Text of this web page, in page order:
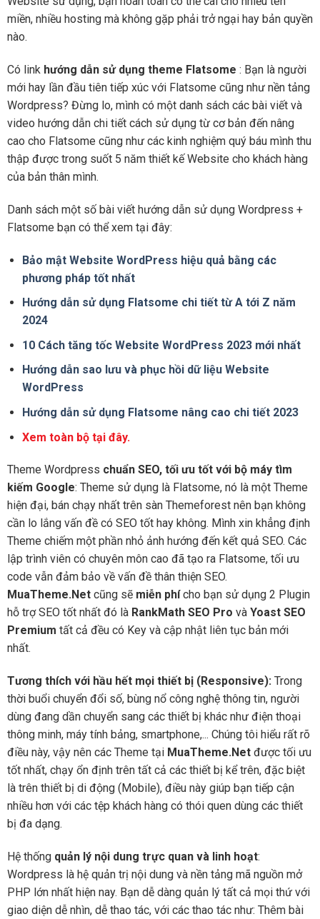
miền, nhiều hosting mà không gặp phải trở ngại hay bản quyền
nào.
Có link hướng dẫn sử dụng theme Flatsome : Bạn là người
mới hay lần đầu tiên tiếp xúc với Flatsome cũng như nền tảng
Wordpress? Đừng lo, mình có một danh sách các bài viết và
video hướng dẫn chi tiết cách sử dụng từ cơ bản đến nâng
cao cho Flatsome cũng như các kinh nghiệm quý báu mình thu
thập được trong suốt 5 năm thiết kế Website cho khách hàng
của bản thân mình.
Danh sách một số bài viết hướng dẫn sử dụng Wordpress +
Flatsome bạn có thể xem tại đây:
Bảo mật Website WordPress hiệu quả bằng các
phương pháp tốt nhất
Hướng dẫn sử dụng Flatsome chi tiết từ A tới Z năm
2024
10 Cách tăng tốc Website WordPress 2023 mới nhất
Hướng dẫn sao lưu và phục hồi dữ liệu Website
WordPress
Hướng dẫn sử dụng Flatsome nâng cao chi tiết 2023
Xem toàn bộ tại đây.
Theme Wordpress chuẩn SEO, tối ưu tốt với bộ máy tìm
kiếm Google: Theme sử dụng là Flatsome, nó là một Theme
hiện đại, bán chạy nhất trên sàn Themeforest nên bạn không
cần lo lắng vấn đề có SEO tốt hay không. Mình xin khẳng định
Theme chiếm một phần nhỏ ảnh hướng đến kết quả SEO. Các
lập trình viên có chuyên môn cao đã tạo ra Flatsome, tối ưu
code vẫn đảm bảo về vấn đề thân thiện SEO.
MuaTheme.Net cũng sẽ miễn phícho bạn sử dụng 2 Plugin
hỗ trợ SEO tốt nhất đó là RankMath SEO Pro và Yoast SEO
Premium tất cả đều có Key và cập nhật liên tục bản mới
nhất.
Tương thích với hầu hết mọi thiết bị (Responsive): Trong
thời buổi chuyển đổi số, bùng nổ công nghệ thông tin, người
dùng đang dần chuyển sang các thiết bị khác như điện thoại
thông minh, máy tính bảng, smartphone,... Chúng tôi hiểu rất rõ
điều này, vậy nên các Theme tại MuaTheme.Net được tối ưu
tốt nhất, chạy ổn định trên tất cả các thiết bị kể trên, đặc biệt
là trên thiết bị di động (Mobile), điều này giúp bạn tiếp cận
nhiều hơn với các tệp khách hàng có thói quen dùng các thiết
bị đa dạng.
Hệ thống quản lý nội dung trực quan và linh hoạt:
Wordpress là hệ quản trị nội dung và nền tảng mã nguồn mở
PHP lớn nhất hiện nay. Bạn dễ dàng quản lý tất cả mọi thứ với
giao diện dễ nhìn, dễ thao tác, với các thao tác như: Thêm bài